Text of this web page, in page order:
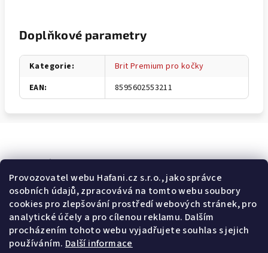
Provozovatel webu Hafani.cz s.r.o., jako správce
osobních údajů, zpracovává na tomto webu soubory
cookies pro zlepšování prostředí webových stránek, pro
analytické účely a pro cílenou reklamu. Dalším
procházením tohoto webu vyjadřujete souhlas s jejich
používáním. Další informace
Doplňkové parametry
Kategorie:
Brit Premium pro kočky
EAN: 8595602553211
Odebírat newsletter
E-mail
Potvrzuji souhlas svšeobecnými obchodními podmínkami a
spodmínkami zpracovávání a ochrany osobních údajů .